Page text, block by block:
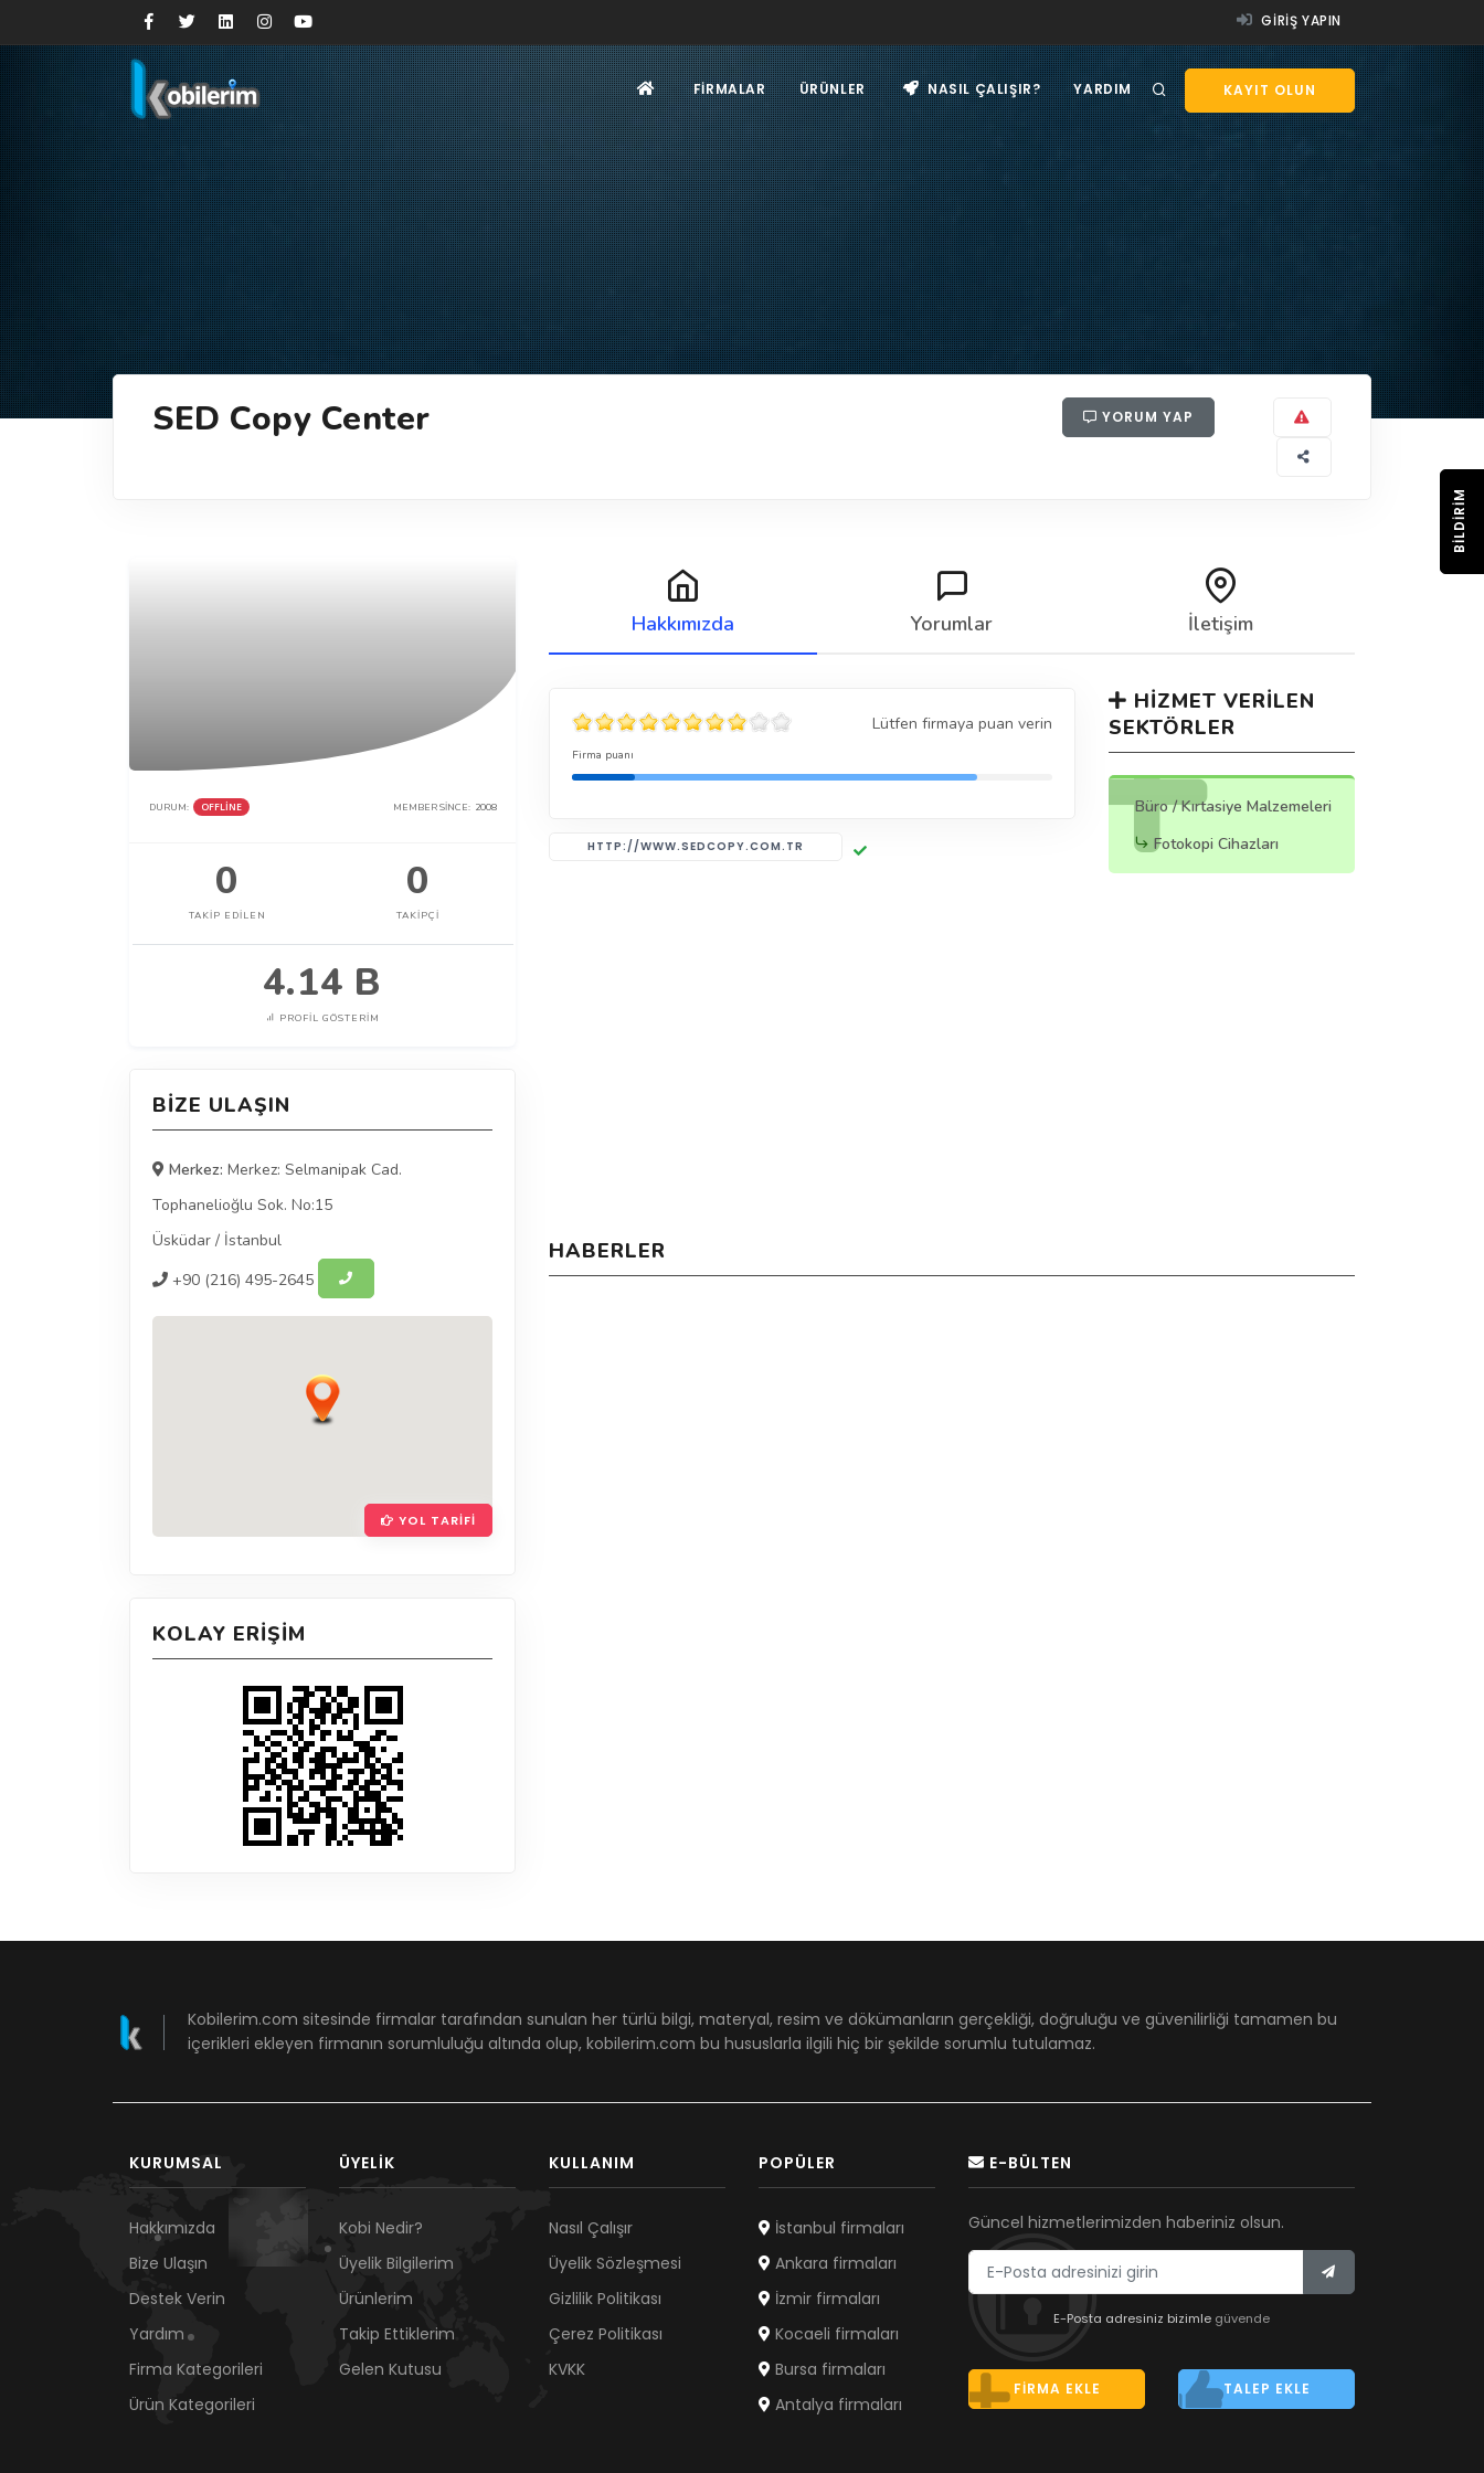
GIRIŞ YAPIN
KAYIT OLUN
FIRMALAR ÜRÜNLER NASIL ÇALIŞIR? YARDIM
SED Copy Center YORUM YAP
DURUM: OFFLINE MEMBER SINCE: 2008
0
TAKIP EDILEN
0
TAKIPÇI
4.14 B
PROFIL GÖSTERIM
BIZE ULAŞIN
Merkez: Merkez: Selmanipak Cad.
Tophanelioğlu Sok. No:15
Üsküdar / İstanbul
+90 (216) 495-2645
YOL TARIFI
KOLAY ERIŞIM
Hakkımızda Yorumlar İletişim
Lütfen firmaya puan verin
Firma puanı
HTTP://WWW.SEDCOPY.COM.TR
HIZMET VERILEN
SEKTÖRLER
Büro / Kırtasiye Malzemeleri
Fotokopi Cihazları
HABERLER
Kobilerim.com sitesinde firmalar tarafından sunulan her türlü bilgi, materyal, resim ve dökümanların gerçekliği, doğruluğu ve güvenilirliği tamamen bu
içerikleri ekleyen firmanın sorumluluğu altında olup, kobilerim.com bu hususlarla ilgili hiç bir şekilde sorumlu tutulamaz.
KURUMSAL
Hakkımızda
Bize Ulaşın
Destek Verin
Yardım
Firma Kategorileri
Ürün Kategorileri
ÜYELIK
Kobi Nedir?
Üyelik Bilgilerim
Ürünlerim
Takip Ettiklerim
Gelen Kutusu
KULLANIM
Nasıl Çalışır
Üyelik Sözleşmesi
Gizlilik Politikası
Çerez Politikası
KVKK
POPÜLER
İstanbul firmaları
Ankara firmaları
İzmir firmaları
Kocaeli firmaları
Bursa firmaları
Antalya firmaları
E-BÜLTEN
Güncel hizmetlerimizden haberiniz olsun.
E-Posta adresiniz bizimle güvende
FIRMA EKLE TALEP EKLE
BILDIRIM